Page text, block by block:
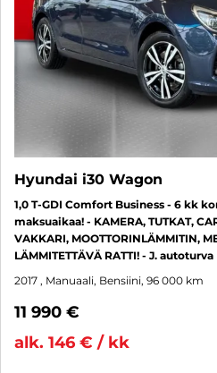
Hyundai i30 Wagon
1,0 T-GDI Comfort Business - 6 kk
maksuaikaa! - KAMERA, TUTKAT,
VAKKARI, MOOTTORINLÄMMITIN,
LÄMMITETTÄVÄ RATTI! - J. autoturva
2017 , Manuaali, Bensiini, 96 000 km
11 990 €
alk. 146 € / kk